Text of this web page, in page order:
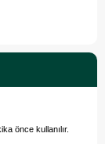
önce kullanılır.